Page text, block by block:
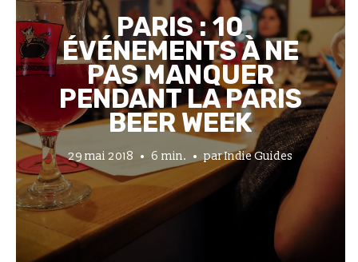
PARIS : 10
ÉVÉNEMENTS À NE
PAS MANQUER
PENDANT LA PARIS
BEER WEEK
29 mai 2018 6 min. parIndie Guides